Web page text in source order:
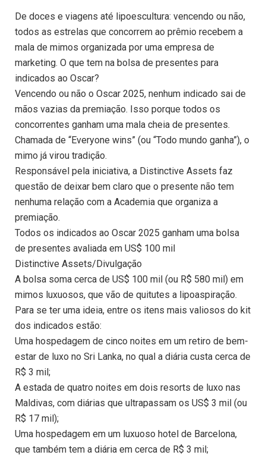
De doces e viagens até lipoescultura: vencendo ou não,
todos as estrelas que concorrem ao prêmio recebem a
mala de mimos organizada por uma empresa de
marketing. O que tem na bolsa de presentes para
indicados ao Oscar?
Vencendo ou não o Oscar 2025, nenhum indicado sai de
mãos vazias da premiação. Isso porque todos os
concorrentes ganham uma mala cheia de presentes.
Chamada de “Everyone wins” (ou “Todo mundo ganha”), o
mimo já virou tradição.
Responsável pela iniciativa, a Distinctive Assets faz
questão de deixar bem claro que o presente não tem
nenhuma relação com a Academia que organiza a
premiação.
Todos os indicados ao Oscar 2025 ganham uma bolsa
de presentes avaliada em US$ 100 mil
Distinctive Assets/Divulgação
A bolsa soma cerca de US$ 100 mil (ou R$ 580 mil) em
mimos luxuosos, que vão de quitutes a lipoaspiração.
Para se ter uma ideia, entre os itens mais valiosos do kit
dos indicados estão:
Uma hospedagem de cinco noites em um retiro de bem-
estar de luxo no Sri Lanka, no qual a diária custa cerca de
R$ 3 mil;
A estada de quatro noites em dois resorts de luxo nas
Maldivas, com diárias que ultrapassam os US$ 3 mil (ou
R$ 17 mil);
Uma hospedagem em um luxuoso hotel de Barcelona,
que também tem a diária em cerca de R$ 3 mil;